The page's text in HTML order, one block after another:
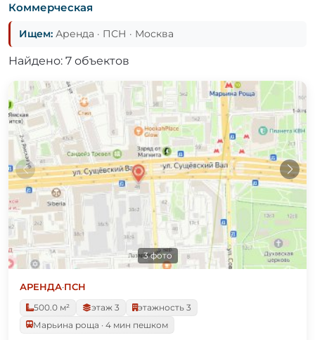
Коммерческая
Ищем: Аренда · ПСН · Москва
Найдено: 7 объектов
3 фото
АРЕНДА·ПСН
500.0 м²
этаж 3
этажность 3
Марьина роща · 4 мин пешком